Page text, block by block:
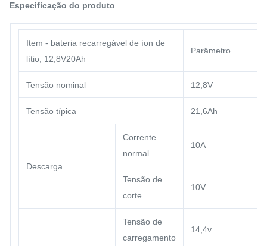
Especificação do produto
Item - bateria recarregável de íon de
lítio, 12,8V20Ah
Parâmetro
Tensão nominal 12,8V
Tensão típica 21,6Ah
Descarga
Corrente
normal
10A
Tensão de
corte
10V
Tensão de
carregamento
14,4v